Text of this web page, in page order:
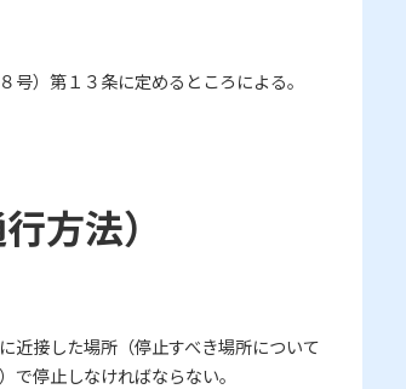
）第１３条に定めるところによる。
方法）
接した場所（停止すべき場所について
停止しなければならない。